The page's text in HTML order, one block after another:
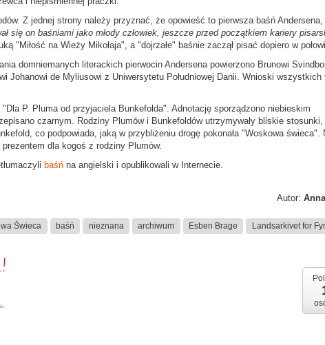
Z jednej strony należy przyznać, że opowieść to pierwsza baśń Andersena,
się on baśniami jako młody człowiek, jeszcze przed początkiem kariery
"Miłość na Wieży Mikołaja", a "dojrzałe" baśnie zaczął pisać dopiero w
domniemanych literackich pierwocin Andersena powierzono Brunowi
Johanowi de Myliusowi z Uniwersytetu Południowej Danii. Wnioski wszystkich
P. Pluma od przyjaciela Bunkefolda". Adnotację sporządzono niebieskim
czarnym. Rodziny Plumów i Bunkefoldów utrzymywały bliskie stosunki,
co podpowiada, jaką w przybliżeniu drogę pokonała "Woskowa świeca".
prezentem dla kogoś z rodziny Plumów.
baśń na angielski i opublikowali w Internecie.
Autor:
Świeca baśń nieznana archiwum Esben Brage Landsarkivet for